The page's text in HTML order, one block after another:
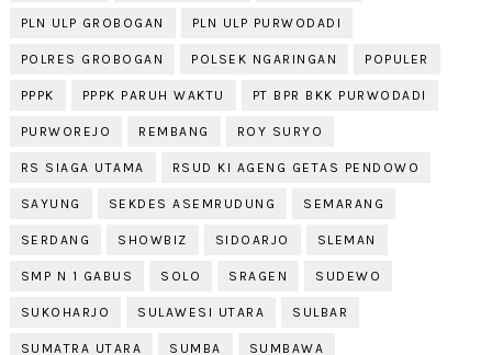
PLN ULP GROBOGAN PLN ULP PURWODADI
POLRES GROBOGAN POLSEK NGARINGAN POPULER
PPPK PPPK PARUH WAKTU PT BPR BKK PURWODADI
PURWOREJO REMBANG ROY SURYO
RS SIAGA UTAMA RSUD KI AGENG GETAS PENDOWO
SAYUNG SEKDES ASEMRUDUNG SEMARANG
SERDANG SHOWBIZ SIDOARJO SLEMAN
SMP N 1 GABUS SOLO SRAGEN SUDEWO
SUKOHARJO SULAWESI UTARA SULBAR
SUMATRA UTARA SUMBA SUMBAWA